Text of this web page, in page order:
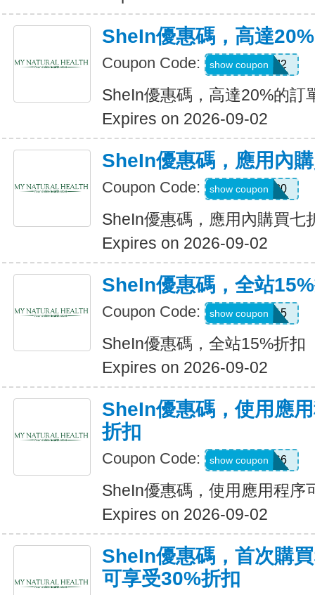
SheIn優惠碼，高達
Coupon Code: US24J2
show coupon
SheIn優惠碼，高達20%的訂
Expires on 2026-09-02
SheIn優惠碼，應用內
Coupon Code: APPOFF30
show coupon
SheIn優惠碼，應用內購買七
Expires on 2026-09-02
SheIn優惠碼，全站
Coupon Code: LOOMS15
show coupon
SheIn優惠碼，全站15%折扣
Expires on 2026-09-02
SheIn優惠碼，使用應
折扣
Coupon Code: 295KHS6
show coupon
SheIn優惠碼，使用應用程序
Expires on 2026-09-02
SheIn優惠碼，首次購
可享受30%折扣